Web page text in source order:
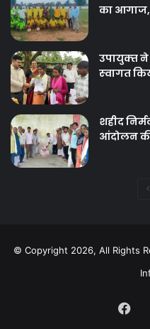
का आगाज,
उपायुक्‍त
स्‍वागत
शहीद
आंदोलन
© Copyright 2026, All Rights